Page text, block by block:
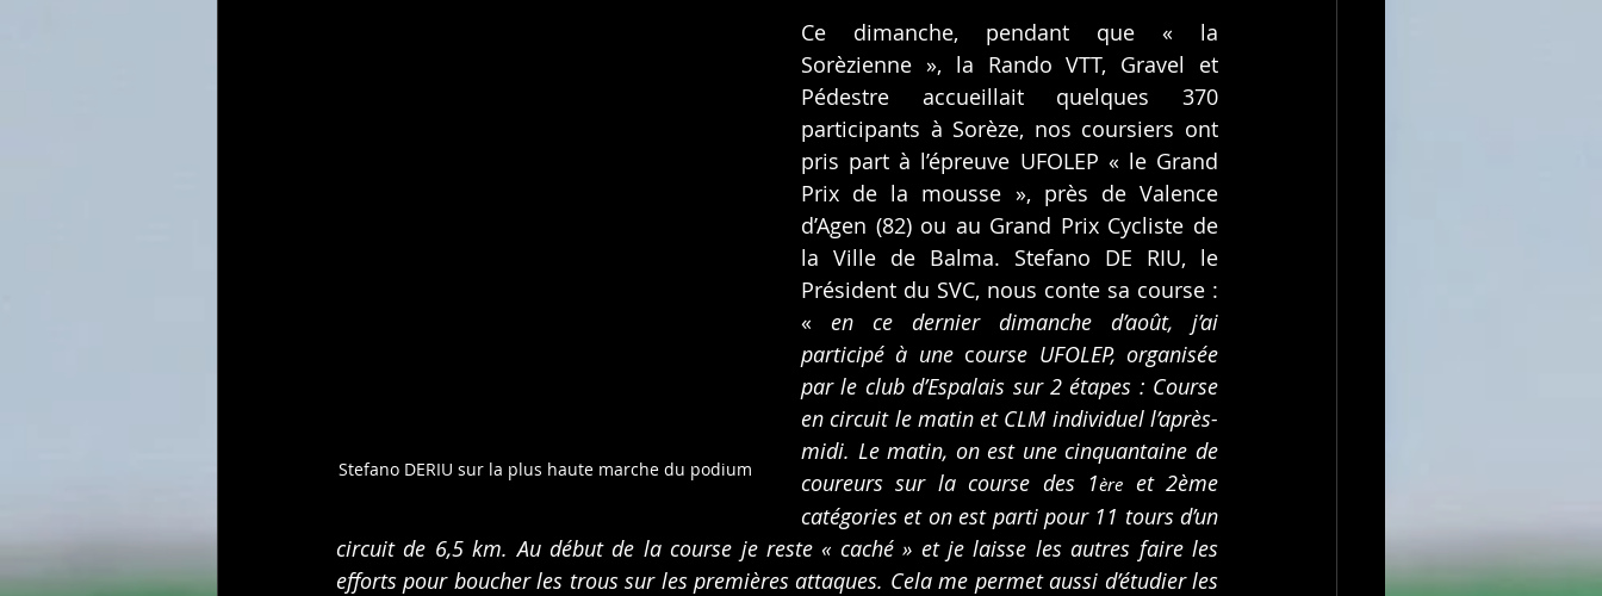
Stefano DERIU sur la plus haute marche du podium
Ce dimanche, pendant que « la
Sorèzienne », la Rando VTT, Gravel et
Pédestre accueillait quelques 370
participants à Sorèze, nos coursiers ont
pris part à l’épreuve UFOLEP « le Grand
Prix de la mousse », près de Valence
d’Agen (82) ou au Grand Prix Cycliste de
la Ville de Balma. Stefano DE RIU, le
Président du SVC, nous conte sa course :
« en ce dernier dimanche d’août, j’ai
participé à une course UFOLEP, organisée
par le club d’Espalais sur 2 étapes : Course
en circuit le matin et CLM individuel l’après-
midi. Le matin, on est une cinquantaine de
coureurs sur la course des 1ère et 2ème
catégories et on est parti pour 11 tours d’un
circuit de 6,5 km. Au début de la course je reste « caché » et je laisse les autres faire les
efforts pour boucher les trous sur les premières attaques. Cela me permet aussi d’étudier les